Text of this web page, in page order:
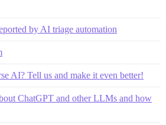
by AI triage automation
AI? Tell us and make it even better!
ChatGPT and other LLMs and how